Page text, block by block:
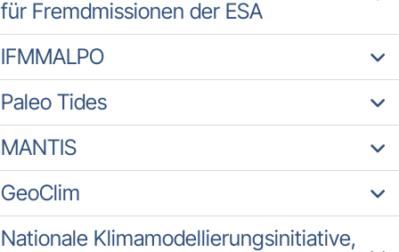
für Fremdmissionen der ESA
IFMMALPO
Paleo Tides
MANTIS
GeoClim
Nationale Klimamodellierungsinitiative,